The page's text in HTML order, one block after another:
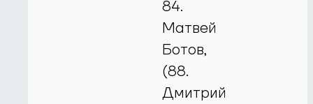
84.
Матвей
Ботов,
(88.
Дмитрий